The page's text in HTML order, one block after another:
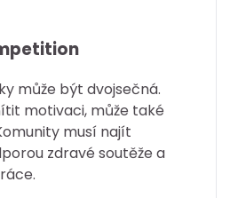
může být dvojsečná.
motivaci, může také
musí najít
zdravé soutěže a